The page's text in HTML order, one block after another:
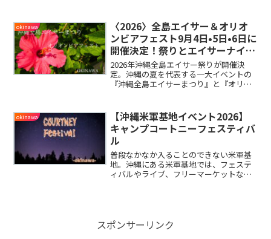
したのでご紹介したいと思います。
okinawa
〈2026〉全島エイサー＆オリオ
ンビアフェスト9月4日•5日•6日に
開催決定！祭りとエイサーナイト
の日程まとめ
2026年沖縄全島エイサー祭りが開催決
定。沖縄の夏を代表する一大イベントの
『沖縄全島エイサーまつり』と『オリオ
車場情報をまとめた記事をご紹介したい
と思います。
okinawa
【沖縄米軍基地イベント2026】
キャンプコートニーフェスティバ
ル
普段なかなか入ることのできない米軍基
地。沖縄にある米軍基地では、フェステ
ィバルやライブ、フリーマーケットなど
ルの情報や入場方法についてご紹介した
いと思います。
スポンサーリンク